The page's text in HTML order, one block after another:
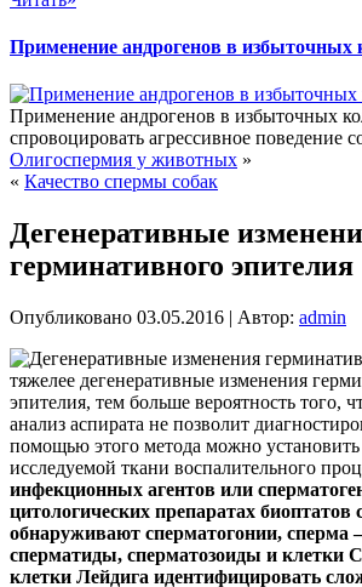
Применение андрогенов в избыточных
Применение андрогенов в избыточных
спровоцировать агрессивное поведение
Олигоспермия у животных »
« Качество спермы собак
Дегенеративные
герминативного эпителия
Опубликовано 03.05.2016 | Автор: admin
тяжелее дегенеративные изменения
эпителия, тем больше вероятность того,
анализ аспирата не позволит
помощью этого метода можно
исследуемой ткани воспалительного
инфекционных агентов или
цитологических препаратах биоптатов
обнаруживают сперматогонии,
сперматиды, сперматозоиды и клетки
клетки Лейдига идентифицировать